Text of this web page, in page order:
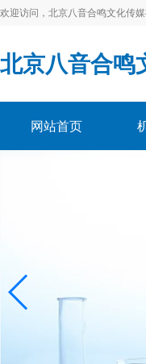
欢迎访问，北京八音合鸣文化传媒
北京八音合鸣
网站首页